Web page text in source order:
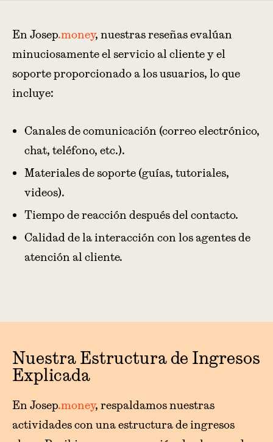
En Josep.money, nuestras reseñas evalúan
minuciosamente el servicio al cliente y el
soporte proporcionado a los usuarios, lo que
incluye:
Canales de comunicación (correo electrónico,
chat, teléfono, etc.).
Materiales de soporte (guías, tutoriales,
videos).
Tiempo de reacción después del contacto.
Calidad de la interacción con los agentes de
atención al cliente.
Nuestra Estructura de Ingresos
Explicada
En Josep.money, respaldamos nuestras
actividades con una estructura de ingresos